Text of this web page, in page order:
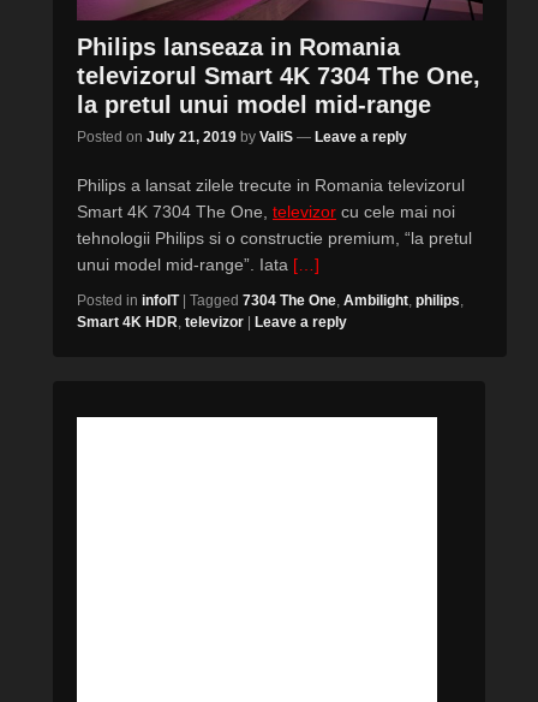
Philips lanseaza in Romania
televizorul Smart 4K 7304 The One,
la pretul unui model mid-range
Posted on July 21, 2019 by ValiS — Leave a reply
Philips a lansat zilele trecute in Romania televizorul
Smart 4K 7304 The One, televizor cu cele mai noi
tehnologii Philips si o constructie premium, “la pretul
unui model mid-range”. Iata […]
Posted in infoIT | Tagged 7304 The One Ambilight philips
Smart 4K HDR televizor | Leave a reply